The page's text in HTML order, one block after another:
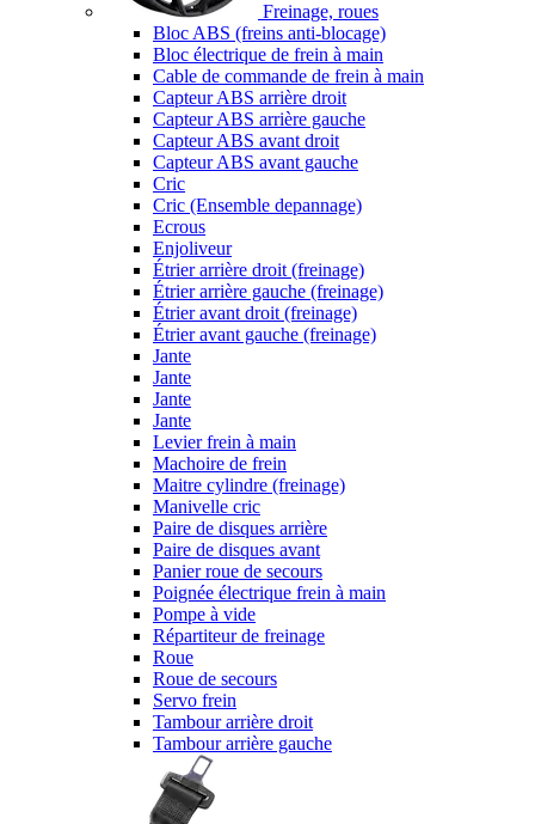
Freinage, roues
Bloc ABS (freins anti-blocage)
Bloc électrique de frein à main
Cable de commande de frein à main
Capteur ABS arrière droit
Capteur ABS arrière gauche
Capteur ABS avant droit
Capteur ABS avant gauche
Cric
Cric (Ensemble depannage)
Ecrous
Enjoliveur
Étrier arrière droit (freinage)
Étrier arrière gauche (freinage)
Étrier avant droit (freinage)
Étrier avant gauche (freinage)
Jante
Jante
Jante
Jante
Levier frein à main
Machoire de frein
Maitre cylindre (freinage)
Manivelle cric
Paire de disques arrière
Paire de disques avant
Panier roue de secours
Poignée électrique frein à main
Pompe à vide
Répartiteur de freinage
Roue
Roue de secours
Servo frein
Tambour arrière droit
Tambour arrière gauche